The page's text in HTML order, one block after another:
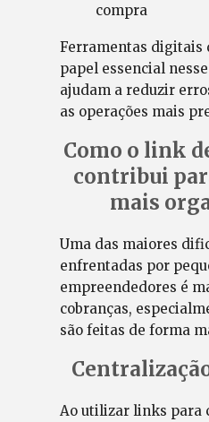
compra
Ferramentas digitais
papel essencial
ajudam a reduzir
as operações mais
Como o link
contribui
mais
Uma das maiores
enfrentadas por
empreendedores é
cobranças,
são feitas de forma
Ao utilizar links para